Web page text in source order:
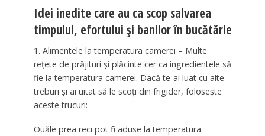
Idei inedite care au ca scop salvarea
timpului, efortului și banilor în bucătărie
1. Alimentele la temperatura camerei – Multe
rețete de prăjituri și plăcinte cer ca ingredientele să
fie la temperatura camerei. Dacă te-ai luat cu alte
treburi și ai uitat să le scoți din frigider, folosește
aceste trucuri:
Ouăle prea reci pot fi aduse la temperatura